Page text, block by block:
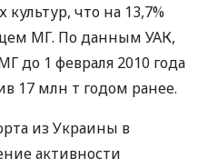
что на 13,7%
МГ. По данным УАК,
до 1 февраля 2010 года
17 млн т годом ранее.
из Украины в
активности